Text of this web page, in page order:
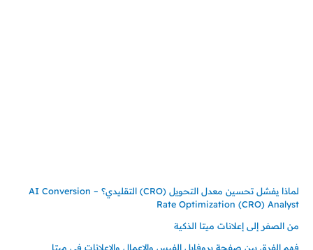
لماذا يفشل تحسين معدل التحويل (CRO) التقليدي؟ – AI Conversion
Rate Optimization (CRO) Analyst
من الصفر إلى إعلانات ميتا الذكية
فهم الفرق بين صفحة بروفايل الفيس والاعمال والاعلانات في ميتا